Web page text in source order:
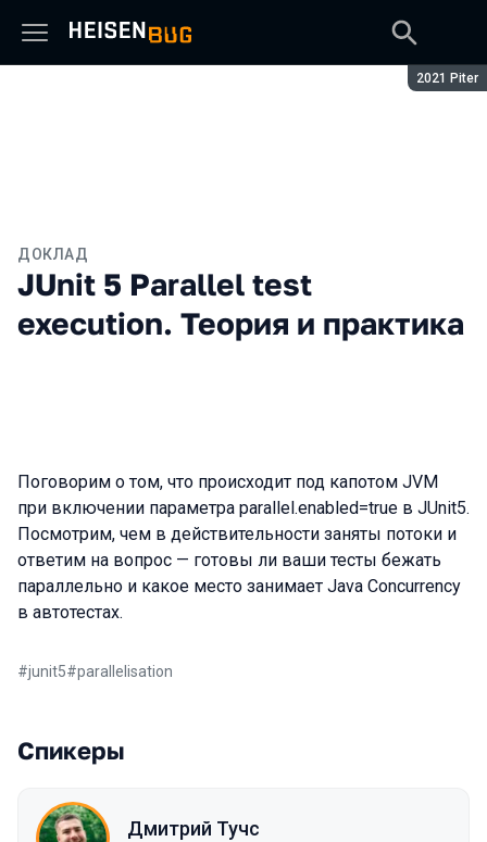
Сезон:
2021 Piter
ДОКЛАД
JUnit 5 Parallel test
execution. Теория и практика
Поговорим о том, что происходит под капотом JVM
при включении параметра parallel.enabled=true в JUnit5.
Посмотрим, чем в действительности заняты потоки и
ответим на вопрос — готовы ли ваши тесты бежать
параллельно и какое место занимает Java Concurrency
в автотестах.
#junit5#parallelisation
Спикеры
Дмитрий Тучс